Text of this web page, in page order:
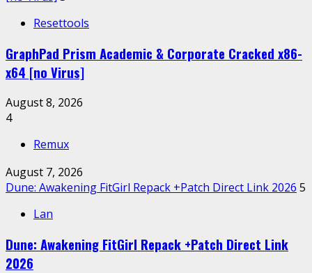
Resettools
GraphPad Prism Academic & Corporate Cracked x86-
x64 [no Virus]
August 8, 2026
4
Remux
August 7, 2026
Dune: Awakening FitGirl Repack +Patch Direct Link 2026 5
Lan
Dune: Awakening FitGirl Repack +Patch Direct Link
2026